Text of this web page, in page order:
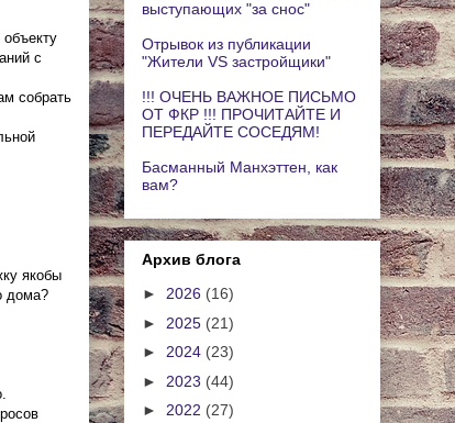
с
собрать
якобы
дома?
выступающих "за снос"
Отрывок из публикации
"Жители VS застройщики"
!!! ОЧЕНЬ ВАЖНОЕ ПИСЬМО
ОТ ФКР !!! ПРОЧИТАЙТЕ И
ПЕРЕДАЙТЕ СОСЕДЯМ!
Басманный Манхэттен, как
вам?
Архив блога
► 2026 (16)
► 2025 (21)
► 2024 (23)
► 2023 (44)
► 2022 (27)